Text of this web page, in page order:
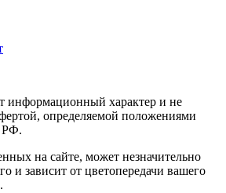
информационный характер и не
определяемой положениями
РФ.
на сайте, может незначительно
и зависит от цветопередачи вашего